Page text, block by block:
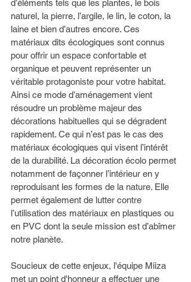
d’éléments tels que les plantes, le bois
naturel, la pierre, l’argile, le lin, le coton, la
laine et bien d’autres encore. Ces
matériaux dits écologiques sont connus
pour offrir un espace confortable et
organique et peuvent représenter un
véritable protagoniste pour votre habitat.
Ainsi ce mode d’aménagement vient
résoudre un problème majeur des
décorations habituelles qui se dégradent
rapidement. Ce qui n’est pas le cas des
matériaux écologiques qui visent l’intérêt
de la durabilité. La décoration écolo permet
notamment de façonner l’intérieur en y
reproduisant les formes de la nature. Elle
permet également de lutter contre
l’utilisation des matériaux en plastiques ou
en PVC dont la seule mission est d’abîmer
notre planète.
Soucieux de cette enjeux, l'équipe Miiza
met un point d'honneur a effectuer une